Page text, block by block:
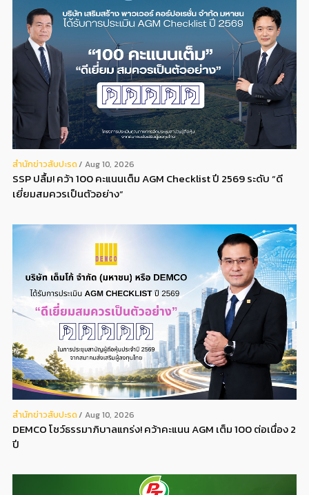
สํานักข่าวสับปะรด Aug 10, 2026
SSP ปลื้ม! คว้า 100 คะแนนเต็ม AGM Checklist ปี 2569 ระดับ “ดี
เยี่ยมสมควรเป็นตัวอย่าง“
สํานักข่าวสับปะรด Aug 10, 2026
DEMCO โชว์ธรรมาภิบาลแกร่ง! คว้าคะแนน AGM เต็ม 100 ต่อเนื่อง 2
ปี